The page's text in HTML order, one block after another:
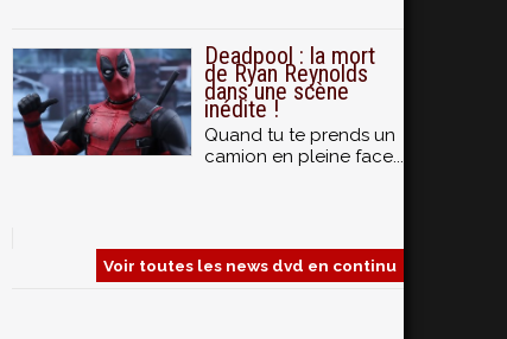
Deadpool : la mort
de Ryan Reynolds
dans une scène
inédite !
Quand tu te prends un
camion en pleine face...
Voir toutes les news dvd en continu